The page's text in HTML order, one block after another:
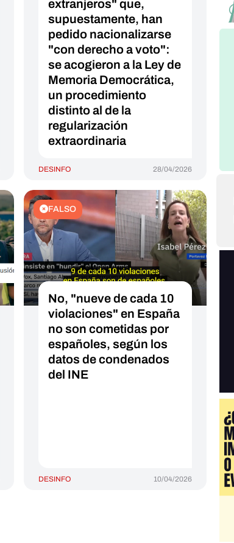
extranjeros" que,
supuestamente, han
pedido nacionalizarse
"con derecho a voto":
se acogieron a la Ley de
Memoria Democrática,
un procedimiento
distinto al de la
regularización
extraordinaria
DESINFO 28/04/2026
FALSO
No, "nueve de cada 10
violaciones" en España
no son cometidas por
españoles, según los
datos de condenados
del INE
DESINFO 10/04/2026